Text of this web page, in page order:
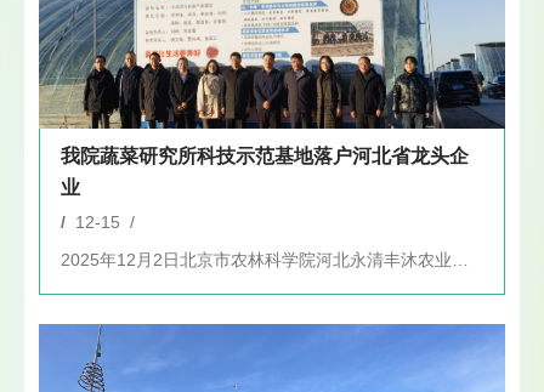
我院蔬菜研究所科技示范基地落户河北省龙头企
业
/ 12-15 /